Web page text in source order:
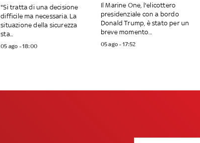
"Si tratta di una decisione
difficile ma necessaria. La
situazione della sicurezza
sta...
05 ago - 18:00
Il Marine One, l'elicottero
presidenziale con a bordo
Donald Trump, è stato per un
breve momento...
05 ago - 17:52